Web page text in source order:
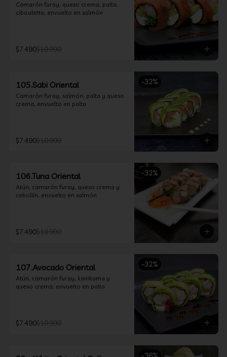
Camarón furay, queso crema, palta,
ciboulette, envuelto en salmón
$7.490$10.990
-32%
105.Sabi Oriental
Camarón furay, salmón, palta y queso
crema, envuelto en palta
$7.490$10.990
-32%
106.Tuna Oriental
Atún, camarón furay, queso crema y
cebollín, envuelto en salmón
$7.490$10.990
-32%
107.Avocado Oriental
Atún, camarón furay, kanikama y
queso crema, envuelto en palta
$7.490$10.990